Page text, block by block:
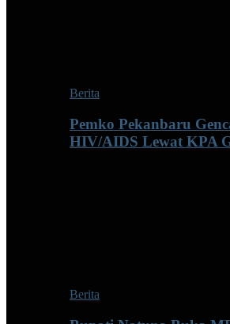
Berita
Pemko Pekanbaru
HIV/AIDS Lewat KPA
Berita